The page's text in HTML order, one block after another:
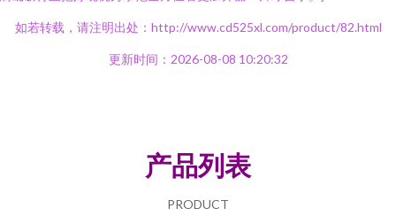
如若转载，请注明出处：http://www.cd525xl.com/product/82.html
更新时间：2026-08-08 10:20:32
产品列表
PRODUCT